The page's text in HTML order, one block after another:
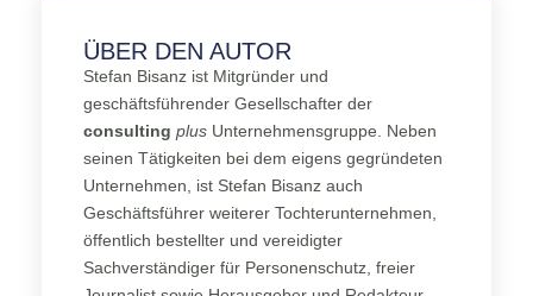
ÜBER DEN AUTOR
Stefan Bisanz ist Mitgründer und
geschäftsführender Gesellschafter der
consulting plus Unternehmensgruppe. Neben
seinen Tätigkeiten bei dem eigens gegründeten
Unternehmen, ist Stefan Bisanz auch
Geschäftsführer weiterer Tochterunternehmen,
öffentlich bestellter und vereidigter
Sachverständiger für Personenschutz, freier